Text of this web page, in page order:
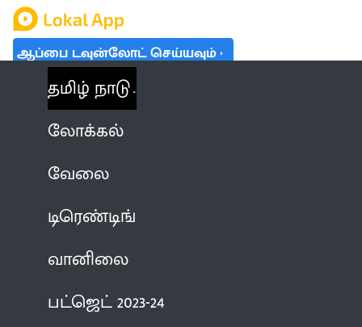
ஆப்பை டவுன்லோட் செய்யவும்
தமிழ் நாடு
லோக்கல்
வேலை
டிரெண்டிங்
வானிலை
பட்ஜெட் 2023-24